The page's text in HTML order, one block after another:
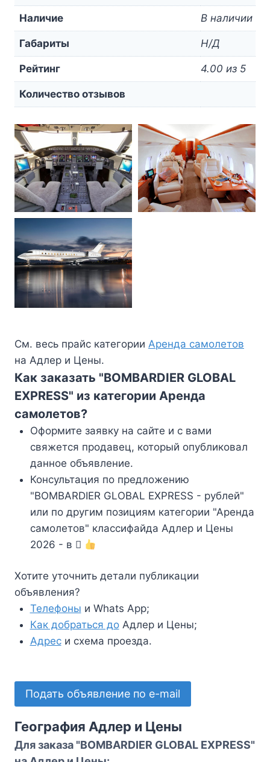
Наличие В наличии
Габариты Н/Д
Рейтинг 4.00 из 5
Количество отзывов
См. весь прайс категории Аренда самолетов
на Адлер и Цены.
Как заказать "BOMBARDIER GLOBAL
EXPRESS" из категории Аренда
самолетов?
Оформите заявку на сайте и с вами
свяжется продавец, который опубликовал
данное объявление.
Консультация по предложению
"BOMBARDIER GLOBAL EXPRESS - рублей"
или по другим позициям категории "Аренда
самолетов" классифайда Адлер и Цены
2026 - в
Хотите уточнить детали публикации
объявления?
Телефоны и Whats App;
Как добраться доАдлер и Цены;
Адреси схема проезда.
Подать объявление по e-mail
География Адлер и Цены
Для заказа "BOMBARDIER GLOBAL EXPRESS"